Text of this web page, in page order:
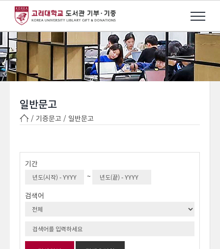
일반문고
/ 기증문고 / 일반문고
기간
~
검색어
검색옵션